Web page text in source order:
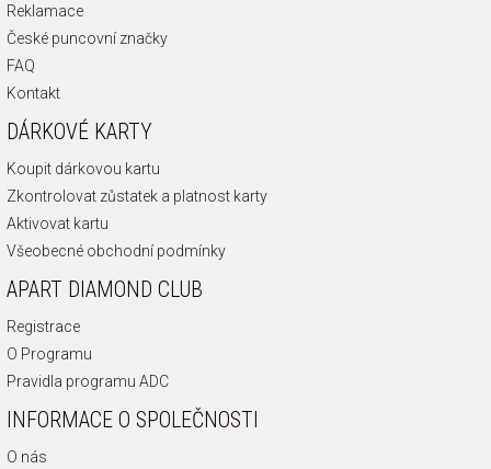
Reklamace
České puncovní značky
FAQ
Kontakt
DÁRKOVÉ KARTY
Koupit dárkovou kartu
Zkontrolovat zůstatek a platnost karty
Aktivovat kartu
Všeobecné obchodní podmínky
APART DIAMOND CLUB
Registrace
O Programu
Pravidla programu ADC
INFORMACE O SPOLEČNOSTI
O nás